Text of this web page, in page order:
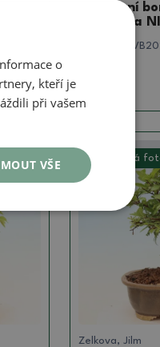
Venkovní
- Zelkova
1560-
Skutečná
Zelkova, Jilm
o
kteří je
při vašem
VŠE